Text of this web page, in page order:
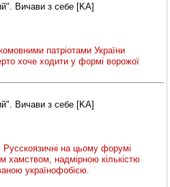
Вичави з себе [KA]
патріотами України
хоче ходити у формі ворожої
Вичави з себе [KA]
на цьому форумі
хамством, надмірною кількістю
українофобією.